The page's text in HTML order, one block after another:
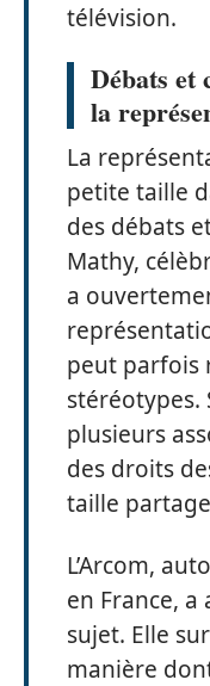
télévision.
Débats et
la
La
petite taille
des débats
Mathy,
a
peut parfois
stéréotypes.
plusieurs
des droits
taille
L’Arcom,
en France,
sujet. Elle
manière